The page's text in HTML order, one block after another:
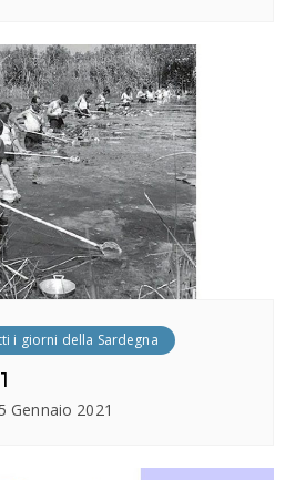
i giorni della Sardegna
Gennaio 2021